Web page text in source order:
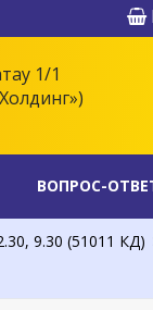
1/1
ВОПРОС-
9.30 (51011 КД)